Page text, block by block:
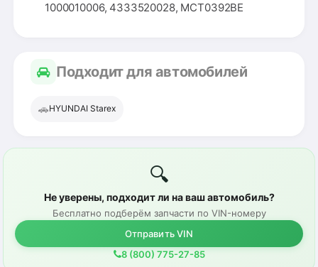
1000010006, 4333520028, MCT0392BE
Подходит для автомобилей
🚗HYUNDAI Starex
🔍
Не уверены, подходит ли на ваш автомобиль?
Бесплатно подберём запчасти по VIN-номеру
Отправить VIN
8 (800) 775-27-85